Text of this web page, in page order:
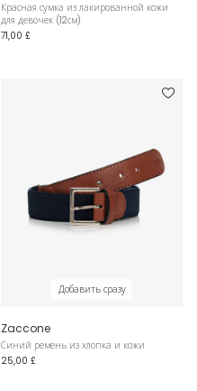
Красная сумка из лакированной кожи
для девочек (12см)
71,00 £
Добавить сразу
Zaccone
Синий ремень из хлопка и кожи
25,00 £